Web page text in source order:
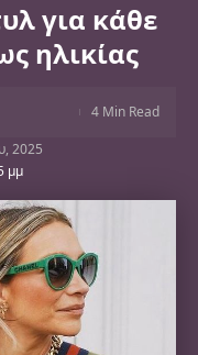
για κάθε
ηλικίας
μμ
2025
4 Min Read